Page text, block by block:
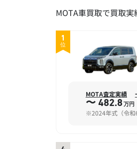
MOTA車買取で買取実
1
位
MOTA査定実績
〜 482.8 万円
※2024年式（令和